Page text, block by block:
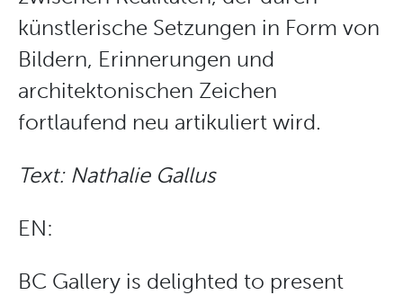
künstlerische Setzungen in Form von
Bildern, Erinnerungen und
architektonischen Zeichen
fortlaufend neu artikuliert wird.
Text: Nathalie Gallus
EN:
BC Gallery is delighted to present